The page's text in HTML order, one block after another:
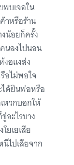
พบเจอใน
าหรือร้าน
น้อยก็ครั้ง
นลงไปนอน
อแงส่ง
อไม่พอใจ
ด้ยินพ่อหรือ
หวกบอกให้
อะไรบาง
ยเยเสีย
ไปเสียจาก